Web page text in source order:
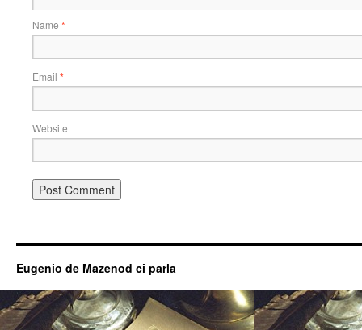
Name *
Email *
Website
Eugenio de Mazenod ci parla